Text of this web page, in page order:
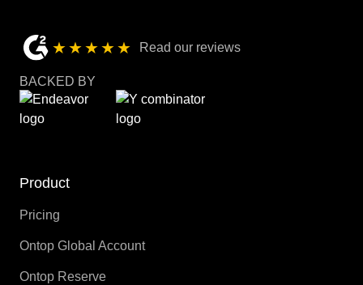
★★★★★ Read our reviews
BACKED BY
Product
Pricing
Ontop Global Account
Ontop Reserve